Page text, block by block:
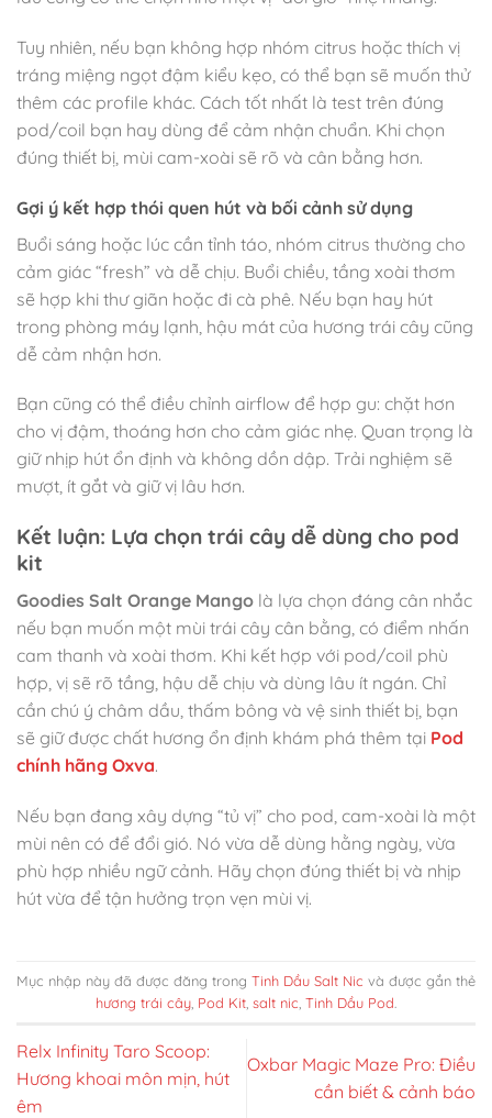
Tuy nhiên, nếu bạn không hợp nhóm citrus hoặc thích vị
tráng miệng ngọt đậm kiểu kẹo, có thể bạn sẽ muốn thử
thêm các profile khác. Cách tốt nhất là test trên đúng
pod/coil bạn hay dùng để cảm nhận chuẩn. Khi chọn
đúng thiết bị, mùi cam-xoài sẽ rõ và cân bằng hơn.
Gợi ý kết hợp thói quen hút và bối cảnh sử dụng
Buổi sáng hoặc lúc cần tỉnh táo, nhóm citrus thường cho
cảm giác “fresh” và dễ chịu. Buổi chiều, tầng xoài thơm
sẽ hợp khi thư giãn hoặc đi cà phê. Nếu bạn hay hút
trong phòng máy lạnh, hậu mát của hương trái cây cũng
dễ cảm nhận hơn.
Bạn cũng có thể điều chỉnh airflow để hợp gu: chặt hơn
cho vị đậm, thoáng hơn cho cảm giác nhẹ. Quan trọng là
giữ nhịp hút ổn định và không dồn dập. Trải nghiệm sẽ
mượt, ít gắt và giữ vị lâu hơn.
Kết luận: Lựa chọn trái cây dễ dùng cho pod
kit
Goodies Salt Orange Mango là lựa chọn đáng cân nhắc
nếu bạn muốn một mùi trái cây cân bằng, có điểm nhấn
cam thanh và xoài thơm. Khi kết hợp với pod/coil phù
hợp, vị sẽ rõ tầng, hậu dễ chịu và dùng lâu ít ngán. Chỉ
cần chú ý châm dầu, thấm bông và vệ sinh thiết bị, bạn
sẽ giữ được chất hương ổn định khám phá thêm tại Pod
chính hãng Oxva.
Nếu bạn đang xây dựng “tủ vị” cho pod, cam-xoài là một
mùi nên có để đổi gió. Nó vừa dễ dùng hằng ngày, vừa
phù hợp nhiều ngữ cảnh. Hãy chọn đúng thiết bị và nhịp
hút vừa để tận hưởng trọn vẹn mùi vị.
Mục nhập này đã được đăng trong Tinh Dầu Salt Nic và được gắn thẻ
hương trái cây Pod Kit salt nic Tinh Dầu Pod
Relx Infinity Taro Scoop:
Hương khoai môn mịn, hút
êm
Oxbar Magic Maze Pro: Điều
cần biết & cảnh báo